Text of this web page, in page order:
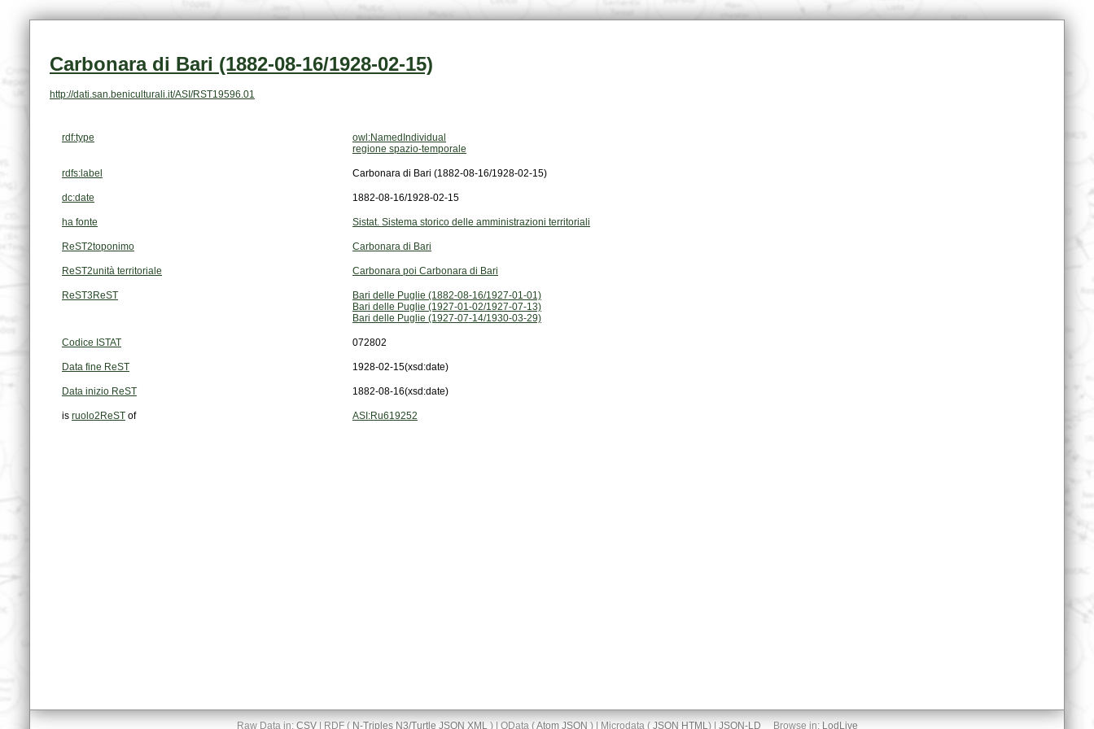
Carbonara di Bari (1882-08-16/1928-02-15)
http://dati.san.beniculturali.it/ASI/RST19596.01
rdf:type
owl:NamedIndividual
regione spazio-temporale
rdfs:label Carbonara di Bari (1882-08-16/1928-02-15)
dc:date 1882-08-16/1928-02-15
ha fonte Sistat. Sistema storico delle amministrazioni territoriali
ReST2toponimo Carbonara di Bari
ReST2unità territoriale Carbonara poi Carbonara di Bari
ReST3ReST
Bari delle Puglie (1882-08-16/1927-01-01)
Bari delle Puglie (1927-01-02/1927-07-13)
Bari delle Puglie (1927-07-14/1930-03-29)
Codice ISTAT 072802
Data fine ReST 1928-02-15(xsd:date)
Data inizio ReST 1882-08-16(xsd:date)
is ruolo2ReST of ASI:Ru619252
Raw Data in: CSV| RDF ( N-Triples N3/Turtle JSON XML) | OData (Atom JSON ) | Microdata ( JSON HTML) | JSON-LD Browse in: LodLive